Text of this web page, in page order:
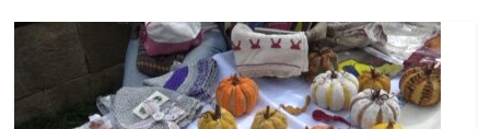
а
р
а
З